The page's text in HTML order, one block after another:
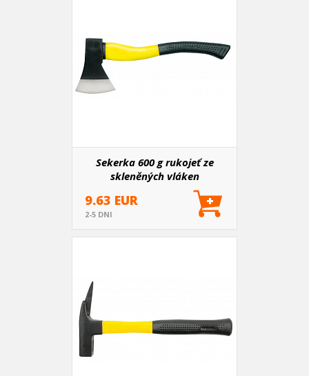
Sekerka 600 g rukojeť ze
skleněných vláken
9.63 EUR
2-5 DNI